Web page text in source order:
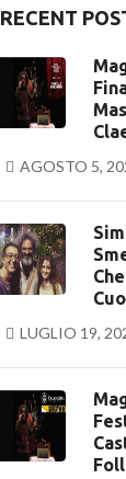
RECENT
AGOSTO 5,
LUGLIO 19,